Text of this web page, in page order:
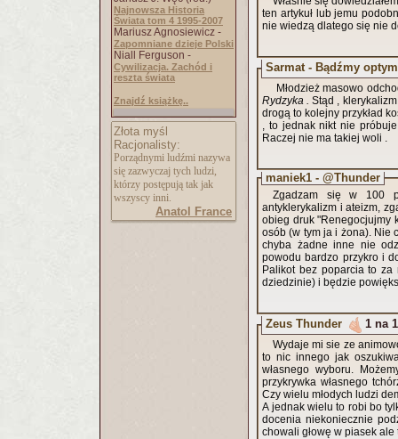
Najnowsza Historia
Świata tom 4 1995-2007
Mariusz Agnosiewicz -
Zapomniane dzieje Polski
Niall Ferguson -
Cywilizacja. Zachód i
reszta świata
Znajdź książkę..
Złota myśl
Racjonalisty:
Porządnymi ludźmi nazywa
się zazwyczaj tych ludzi,
którzy postępują tak jak
wszyscy inni.
Anatol France
ten artykuł lub jemu
nie wiedzą dlatego się nie
Sarmat - Bądźmy
Młodzież masowo
Rydzyka . Stąd ,
drogą to kolejny przykład
, to jednak nikt nie
Raczej nie ma takiej woli .
maniek1 - @Thunder
Zgadzam się w 100
antyklerykalizm i ateizm,
obieg druk "Renegocjujmy
osób (w tym ja i żona). Nie
chyba żadne inne nie
powodu bardzo przykro i
Palikot bez poparcia to za
dziedzinie) i będzie
Zeus Thunder 1 na 1
Wydaje mi sie ze
to nic innego jak
własnego wyboru.
przykrywka własnego
Czy wielu młodych ludzi
A jednak wielu to robi bo
docenia niekoniecznie
chowali głowę w piasek